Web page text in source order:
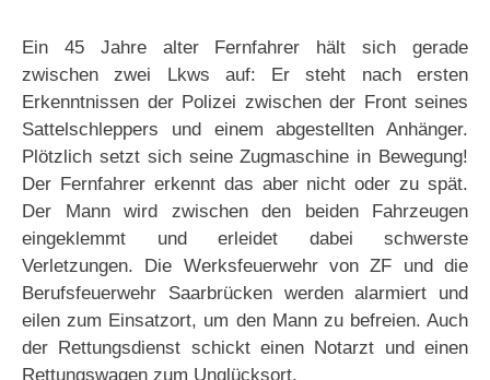
Ein 45 Jahre alter Fernfahrer hält sich gerade
zwischen zwei Lkws auf: Er steht nach ersten
Erkenntnissen der Polizei zwischen der Front seines
Sattelschleppers und einem abgestellten Anhänger.
Plötzlich setzt sich seine Zugmaschine in Bewegung!
Der Fernfahrer erkennt das aber nicht oder zu spät.
Der Mann wird zwischen den beiden Fahrzeugen
eingeklemmt und erleidet dabei schwerste
Verletzungen. Die Werksfeuerwehr von ZF und die
Berufsfeuerwehr Saarbrücken werden alarmiert und
eilen zum Einsatzort, um den Mann zu befreien. Auch
der Rettungsdienst schickt einen Notarzt und einen
Rettungswagen zum Unglücksort.